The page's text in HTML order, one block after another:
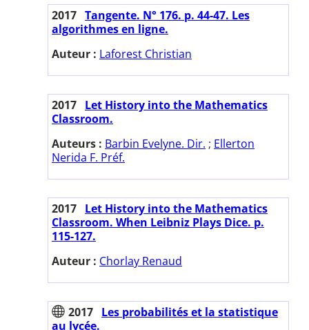
2017 Tangente. N° 176. p. 44-47. Les
algorithmes en ligne.
Auteur : Laforest Christian
2017 Let History into the Mathematics
Classroom.
Auteurs : Barbin Evelyne. Dir. ; Ellerton
Nerida F. Préf.
2017 Let History into the Mathematics
Classroom. When Leibniz Plays Dice. p.
115-127.
Auteur : Chorlay Renaud
2017 Les probabilités et la statistique
au lycée.